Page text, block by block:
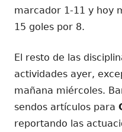
marcador 1-11 y hoy
15 goles por 8.
El resto de las
actividades ayer,
mañana miércoles.
sendos artículos para
reportando las